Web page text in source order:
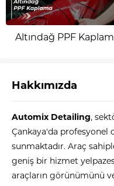
Altındağ PPF
Hakkımızda
Automix Detailing,
Çankaya'da
sunmaktadır. Araç
geniş bir hizmet
araçların görünümünü
Automix